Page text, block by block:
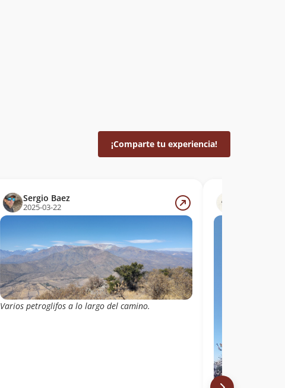
¡Comparte tu experiencia!
Sergio Baez
2025-03-22
Varios petroglifos a lo largo del camino.